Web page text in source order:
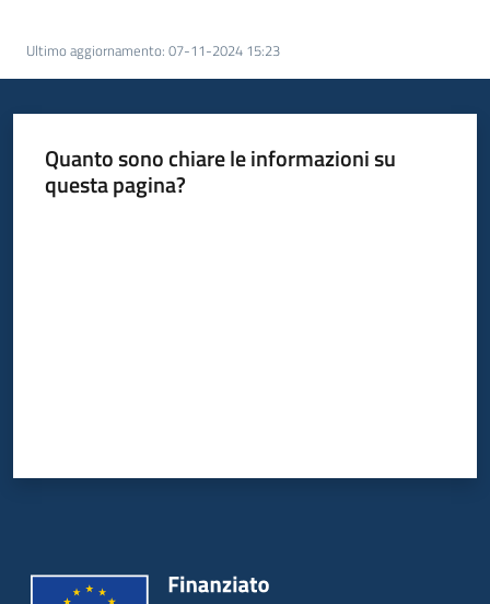
Leggi
atti
Menu selezionato
Piani
Ultimo aggiornamento: 07-11-2024 15:23
Quanto sono chiare le informazioni su
questa pagina?